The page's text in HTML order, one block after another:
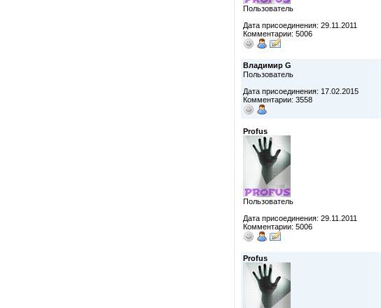
Пользователь
Дата присоединения: 29.11.2011
Комментарии: 5006
Владимир G
Пользователь
Дата присоединения: 17.02.2015
Комментарии: 3558
Profus
Пользователь
Дата присоединения: 29.11.2011
Комментарии: 5006
Profus